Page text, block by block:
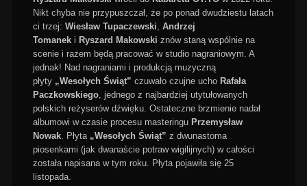
Nikt chyba nie przypuszczał, że po ponad dwudziestu latach
ci trzej: Wiesław Tupaczewski, Andrzej
Tomaneki Ryszard Makowski znów staną wspólnie na
scenie i razem będą pracować w studio nagraniowym. A
jednak! Nad nagraniami i produkcją muzyczną
płyty „Wesołych Świąt” czuwało czujne ucho Rafała
Paczkowskiego, jednego z najbardziej utytułowanych
polskich reżyserów dźwięku. Ostateczne brzmienie nadał
albumowi w czasie procesu masteringu Przemysław
Nowak. Płyta „Wesołych Świąt” z dwunastoma
piosenkami (jak dwanaście potraw wigilijnych) w całości
została napisana w tym roku. Płyta pojawiła się 25
listopada.